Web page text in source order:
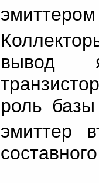
вывод
роль базы
эмиттер